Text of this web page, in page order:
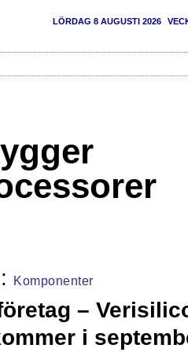
LÖRDAG 8 AUGUSTI 2026
Komponenter
–
i